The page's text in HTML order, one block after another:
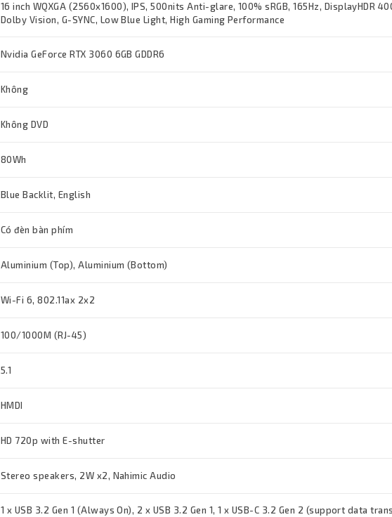
16 inch WQXGA (2560x1600), IPS, 500nits Anti-glare, 100% sRGB, 165Hz, DisplayHDR
Dolby Vision, G-SYNC, Low Blue Light, High Gaming Performance
Nvidia GeForce RTX 3060 6GB GDDR6
Không
Không DVD
80Wh
Blue Backlit, English
Có đèn bàn phím
Aluminium (Top), Aluminium (Bottom)
Wi-Fi 6, 802.11ax 2x2
100/1000M (RJ-45)
5.1
HMDI
HD 720p with E-shutter
Stereo speakers, 2W x2, Nahimic Audio
1 x USB 3.2 Gen 1 (Always On), 2 x USB 3.2 Gen 1, 1 x USB-C 3.2 Gen 2 (support data